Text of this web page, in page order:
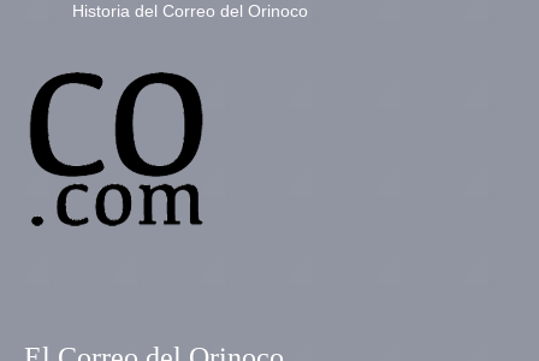
Historia del Correo del Orinoco